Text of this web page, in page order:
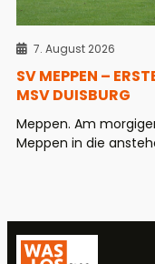
7. August 2026
SV MEPPEN –
MSV DUISBURG
Meppen. Am
Meppen in die